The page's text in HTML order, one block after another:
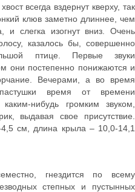
всегда вздернут кверху, так
клюв заметно длиннее, чем
и слегка изогнут вниз. Очень
казалось бы, совершенно
птице. Первые звуки
они постепенно понижаются и
Вечерами, а во время
время от времени
нибудь громким звуком,
выдавая свое присутствие.
см, длина крыла – 10,0-14,1
гнездится по всему
степных и пустынных